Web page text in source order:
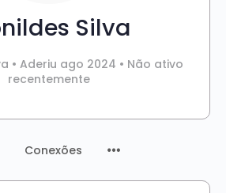
Silva
• Aderiu ago 2024 • Não ativo
recentemente
Conexões